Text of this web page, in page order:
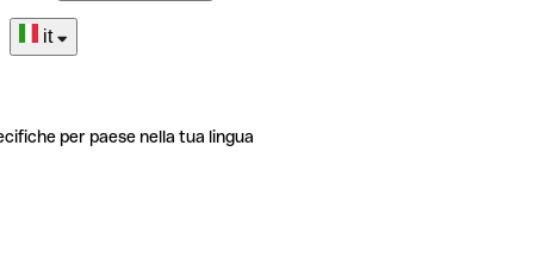
it
per paese nella tua lingua